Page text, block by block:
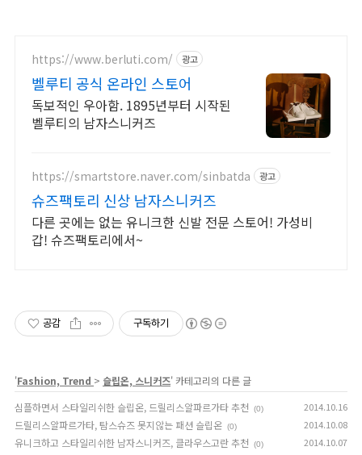
https://www.berluti.com/ 광고
벨루티 공식 온라인 스토어
독보적인 우아함. 1895년부터 시작된
벨루티의 남자스니커즈
https://smartstore.naver.com/sinbatda 광고
슈즈팩토리 신상 남자스니커즈
다른 곳에는 없는 유니크한 신발 전문 스토어! 가성비
갑! 슈즈팩토리에서~
공감 구독하기
'Fashion, Trend > 슬립온, 스니커즈' 카테고리의 다른 글
심플하면서 스타일리쉬한 슬립온, 드릴리스알파르가타 추천
(0) 2014.10.16
드릴리스알파르가타, 탐스슈즈 못지않는 패션 슬립온 (0) 2014.10.08
유니크하고 스타일리쉬한 남자스니커즈, 클라우스고란 추천 (0) 2014.10.07